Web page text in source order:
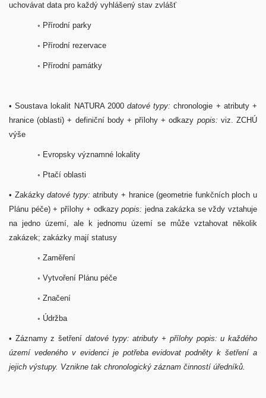
uchovávat data pro každý vyhlášený stav zvlášť
◦ Přírodní parky
◦ Přírodní rezervace
◦ Přírodní památky
• Soustava lokalit NATURA 2000 datové typy:chronologie + atributy +
hranice (oblasti) + definiční body + přílohy + odkazy popis: viz. ZCHÚ
výše
◦ Evropsky významné lokality
◦ Ptačí oblasti
• Zakázkydatové typy:atributy + hranice (geometrie funkčních ploch u
Plánu péče) + přílohy + odkazypopis: jedna zakázka se vždy vztahuje
na jedno území, ale k jednomu území se může vztahovat několik
zakázek; zakázky mají statusy
◦ Zaměření
◦ Vytvoření Plánu péče
◦ Značení
◦ Údržba
• Záznamy z šetření datové typy: atributy + přílohy popis: u každého
území vedeného v evidenci je potřeba evidovat podněty k šetření a
jejich výstupy. Vznikne tak chronologický záznam činností úředníků.